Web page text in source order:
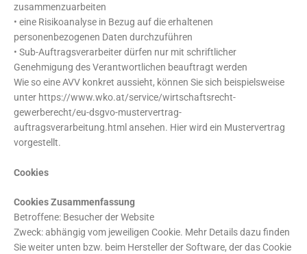
zusammenzuarbeiten
• eine Risikoanalyse in Bezug auf die erhaltenen
personenbezogenen Daten durchzuführen
• Sub-Auftragsverarbeiter dürfen nur mit schriftlicher
Genehmigung des Verantwortlichen beauftragt werden
Wie so eine AVV konkret aussieht, können Sie sich beispielsweise
unter https://www.wko.at/service/wirtschaftsrecht-
gewerberecht/eu-dsgvo-mustervertrag-
auftragsverarbeitung.html ansehen. Hier wird ein Mustervertrag
vorgestellt.
Cookies
Cookies Zusammenfassung
Betroffene: Besucher der Website
Zweck: abhängig vom jeweiligen Cookie. Mehr Details dazu finden
Sie weiter unten bzw. beim Hersteller der Software, der das Cookie